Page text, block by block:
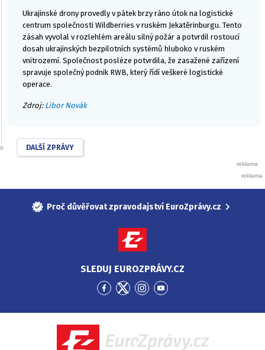
Ukrajinské drony provedly v pátek brzy ráno útok na logistické
centrum společnosti Wildberries v ruském Jekatěrinburgu. Tento
zásah vyvolal v rozlehlém areálu silný požár a potvrdil rostoucí
dosah ukrajinských bezpilotních systémů hluboko v ruském
vnitrozemí. Společnost posléze potvrdila, že zasažené zařízení
spravuje společný podnik RWB, který řídí veškeré logistické
operace.
Zdroj: Libor Novák
DALŠÍ ZPRÁVY
Proč důvěřovat zpravodajství EuroZprávy.cz
SLEDUJ EUROZPRÁVY.CZ
Přejít
Facebook
Přejít
Twitter
Přejít
Instagram
Přejít
YouTube
EuroZprávy.cz